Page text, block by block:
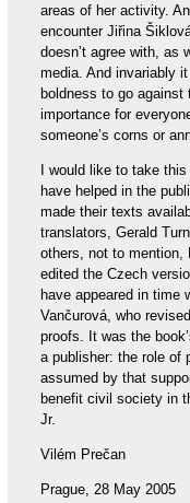
areas of her activity.
encounter Jiřina
doesn’t agree with, as
media. And invariably
boldness to go
importance for
someone’s corns or
I would like to take
have helped in the
made their texts
translators, Gerald
others, not to mention,
edited the Czech
have appeared in time
Vančurová, who
proofs. It was the
a publisher: the role of
assumed by that
benefit civil society in
Jr.
Vilém Prečan
Prague, 28 May 2005